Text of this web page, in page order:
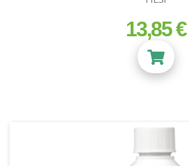
AMPOULE HPS ET MH
prix
13,85 €